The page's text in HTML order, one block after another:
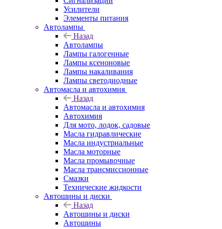
Усилители
Элементы питания
Автолампы
Назад
Автолампы
Лампы галогенные
Лампы ксеноновые
Лампы накаливания
Лампы светодиодные
Автомасла и автохимия
Назад
Автомасла и автохимия
Автохимия
Для мото, лодок, садовые
Масла гидравлические
Масла индустриальные
Масла моторные
Масла промывочные
Масла трансмиссионные
Смазки
Технические жидкости
Автошины и диски
Назад
Автошины и диски
Автошины